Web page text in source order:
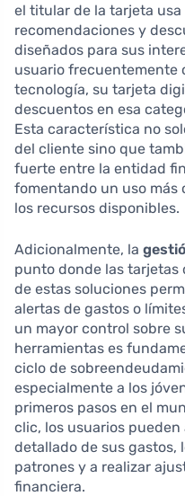
el titular de la tarjeta
recomendaciones y
diseñados para sus
usuario frecuentemente
tecnología, su tarjeta
descuentos en esa
Esta característica no
del cliente sino que
fuerte entre la entidad
fomentando un uso
los recursos disponibles.
Adicionalmente, la
punto donde las tarjetas
de estas soluciones
alertas de gastos o
un mayor control sobre
herramientas es
ciclo de
especialmente a los
primeros pasos en el
clic, los usuarios
detallado de sus gastos,
patrones y a realizar
financiera.